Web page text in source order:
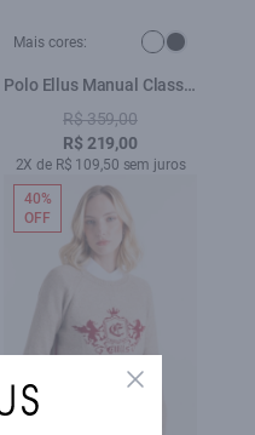
Mais cores:
Polo Ellus Manual Classic
Branco
R$ 359,00
R$ 219,00
2X de R$ 109,50 sem juros
40%
OFF
Close